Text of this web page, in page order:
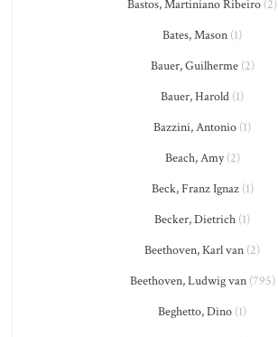
Bastos, Martiniano Ribeiro (2)
Bates, Mason (1)
Bauer, Guilherme(2)
Bauer, Harold (1)
Bazzini, Antonio (1)
Beach, Amy(2)
Beck, Franz Ignaz(1)
Becker, Dietrich (1)
Beethoven, Karl van (2)
Beethoven, Ludwig van(795)
Beghetto, Dino (1)